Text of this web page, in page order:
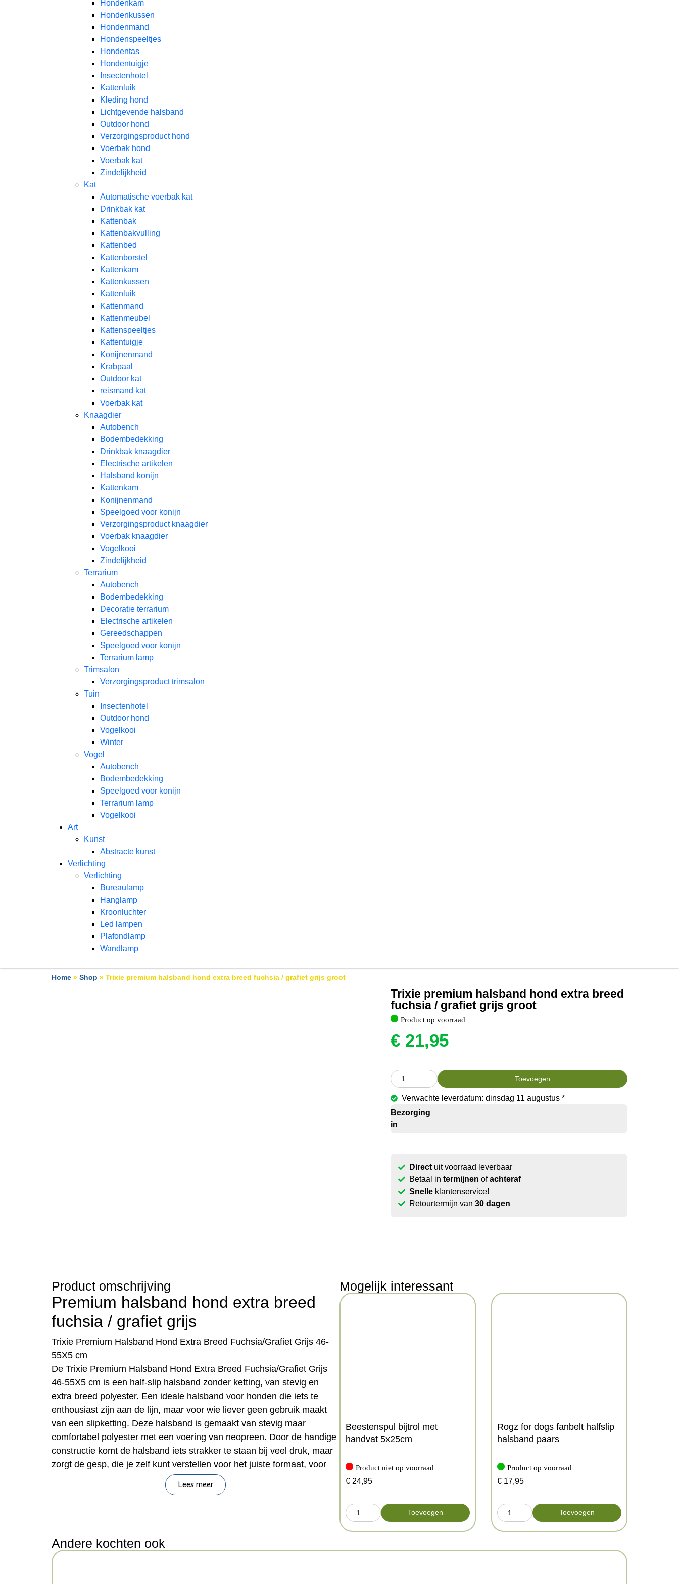
Hondenkam
Hondenkussen
Hondenmand
Hondenspeeltjes
Hondentas
Hondentuigje
Insectenhotel
Kattenluik
Kleding hond
Lichtgevende halsband
Outdoor hond
Verzorgingsproduct hond
Voerbak hond
Voerbak kat
Zindelijkheid
Kat
Automatische voerbak kat
Drinkbak kat
Kattenbak
Kattenbakvulling
Kattenbed
Kattenborstel
Kattenkam
Kattenkussen
Kattenluik
Kattenmand
Kattenmeubel
Kattenspeeltjes
Kattentuigje
Konijnenmand
Krabpaal​
Outdoor kat
reismand kat​
Voerbak kat
Knaagdier
Autobench
Bodembedekking
Drinkbak knaagdier
Electrische artikelen
Halsband konijn
Kattenkam
Konijnenmand
Speelgoed voor konijn​
Verzorgingsproduct knaagdier
Voerbak knaagdier
Vogelkooi
Zindelijkheid
Terrarium
Autobench
Bodembedekking
Decoratie terrarium
Electrische artikelen
Gereedschappen
Speelgoed voor konijn
Terrarium lamp
Trimsalon
Verzorgingsproduct trimsalon
Tuin
Insectenhotel
Outdoor hond
Vogelkooi
Winter
Vogel
Autobench
Bodembedekking
Speelgoed voor konijn
Terrarium lamp
Vogelkooi
Art
Kunst
Abstracte kunst
Verlichting
Verlichting
Bureaulamp
Hanglamp
Kroonluchter
Led lampen
Plafondlamp
Wandlamp
Home » Shop » Trixie premium halsband hond extra breed fuchsia / grafiet grijs groot
Trixie premium halsband hond extra breed
fuchsia / grafiet grijs groot
Product op voorraad
€21,95
Toevoegen
Verwachte leverdatum: dinsdag 11 augustus *
Bezorging
in
Direct uit voorraad leverbaar
Betaal intermijnen ofachteraf
Snelle klantenservice!
Retourtermijn van30 dagen
Product omschrijving
Premium halsband hond extra breed
fuchsia / grafiet grijs
Trixie Premium Halsband Hond Extra Breed Fuchsia/Grafiet Grijs 46-
55X5 cm
De Trixie Premium Halsband Hond Extra Breed Fuchsia/Grafiet Grijs
46-55X5 cm is een half-slip halsband zonder ketting, van stevig en
extra breed polyester. Een ideale halsband voor honden die iets te
enthousiast zijn aan de lijn, maar voor wie liever geen gebruik maakt
van een slipketting. Deze halsband is gemaakt van stevig maar
comfortabel polyester met een voering van neopreen. Door de handige
constructie komt de halsband iets strakker te staan bij veel druk, maar
zorgt de gesp, die je zelf kunt verstellen voor het juiste formaat, voor
een blokkade die voorkomt dat de halsband volledig strak trekt.
Eenvoudig om- en af te doen én voorzien van een gesp die losschiet bij
– Half-slip halsband voor de hond
– Gemaakt van polyester, zonder ketting
Lees meer
Mogelijk interessant
Beestenspul bijtrol met
handvat 5x25cm
Product niet op voorraad
€ 24,95
Toevoegen
Rogz for dogs fanbelt halfslip
halsband paars
Product op voorraad
€ 17,95
Toevoegen
Andere kochten ook